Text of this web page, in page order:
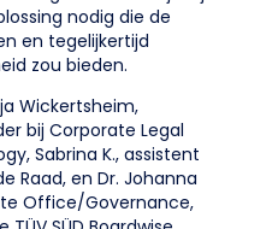
nodig die de
en tegelijkertijd
zou bieden.
Wickertsheim,
bij Corporate Legal
Sabrina K., assistent
Raad, en Dr. Johanna
Office/Governance,